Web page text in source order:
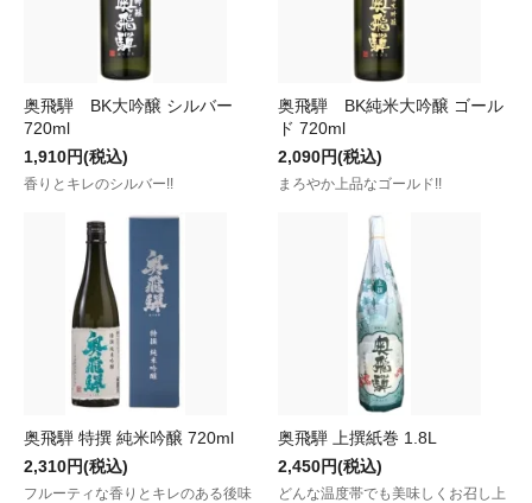
奥飛騨 BK大吟醸 シルバー
720ml
1,910円(税込)
香りとキレのシルバー!!
奥飛騨 BK純米大吟醸 ゴール
ド 720ml
2,090円(税込)
まろやか上品なゴールド!!
奥飛騨 特撰 純米吟醸 720ml
2,310円(税込)
フルーティな香りとキレのある後味
奥飛騨 上撰紙巻 1.8L
2,450円(税込)
どんな温度帯でも美味しくお召し上